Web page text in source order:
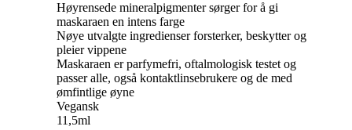
Høyrensede mineralpigmenter sørger for å gi
maskaraen en intens farge
Nøye utvalgte ingredienser forsterker, beskytter og
pleier vippene
Maskaraen er parfymefri, oftalmologisk testet og
passer alle, også kontaktlinsebrukere og de med
ømfintlige øyne
Vegansk
11,5ml